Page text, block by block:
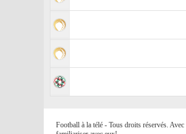
Football à la télé - Tous droits réservés.